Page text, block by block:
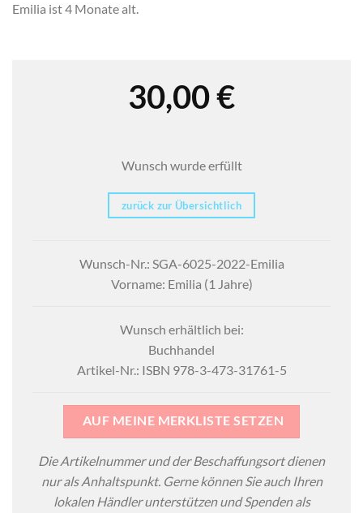
Emilia ist 4 Monate alt.
30,00€
Wunsch wurde erfüllt
zurück zur Übersichtlich
Wunsch-Nr.: SGA-6025-2022-Emilia
Vorname: Emilia (1 Jahre)
Wunsch erhältlich bei:
Buchhandel
Artikel-Nr.: ISBN 978-3-473-31761-5
AUF MEINE MERKLISTE SETZEN
Die Artikelnummer und der Beschaffungsort dienen
nur als Anhaltspunkt. Gerne können Sie auch Ihren
lokalen Händler unterstützen und Spenden als